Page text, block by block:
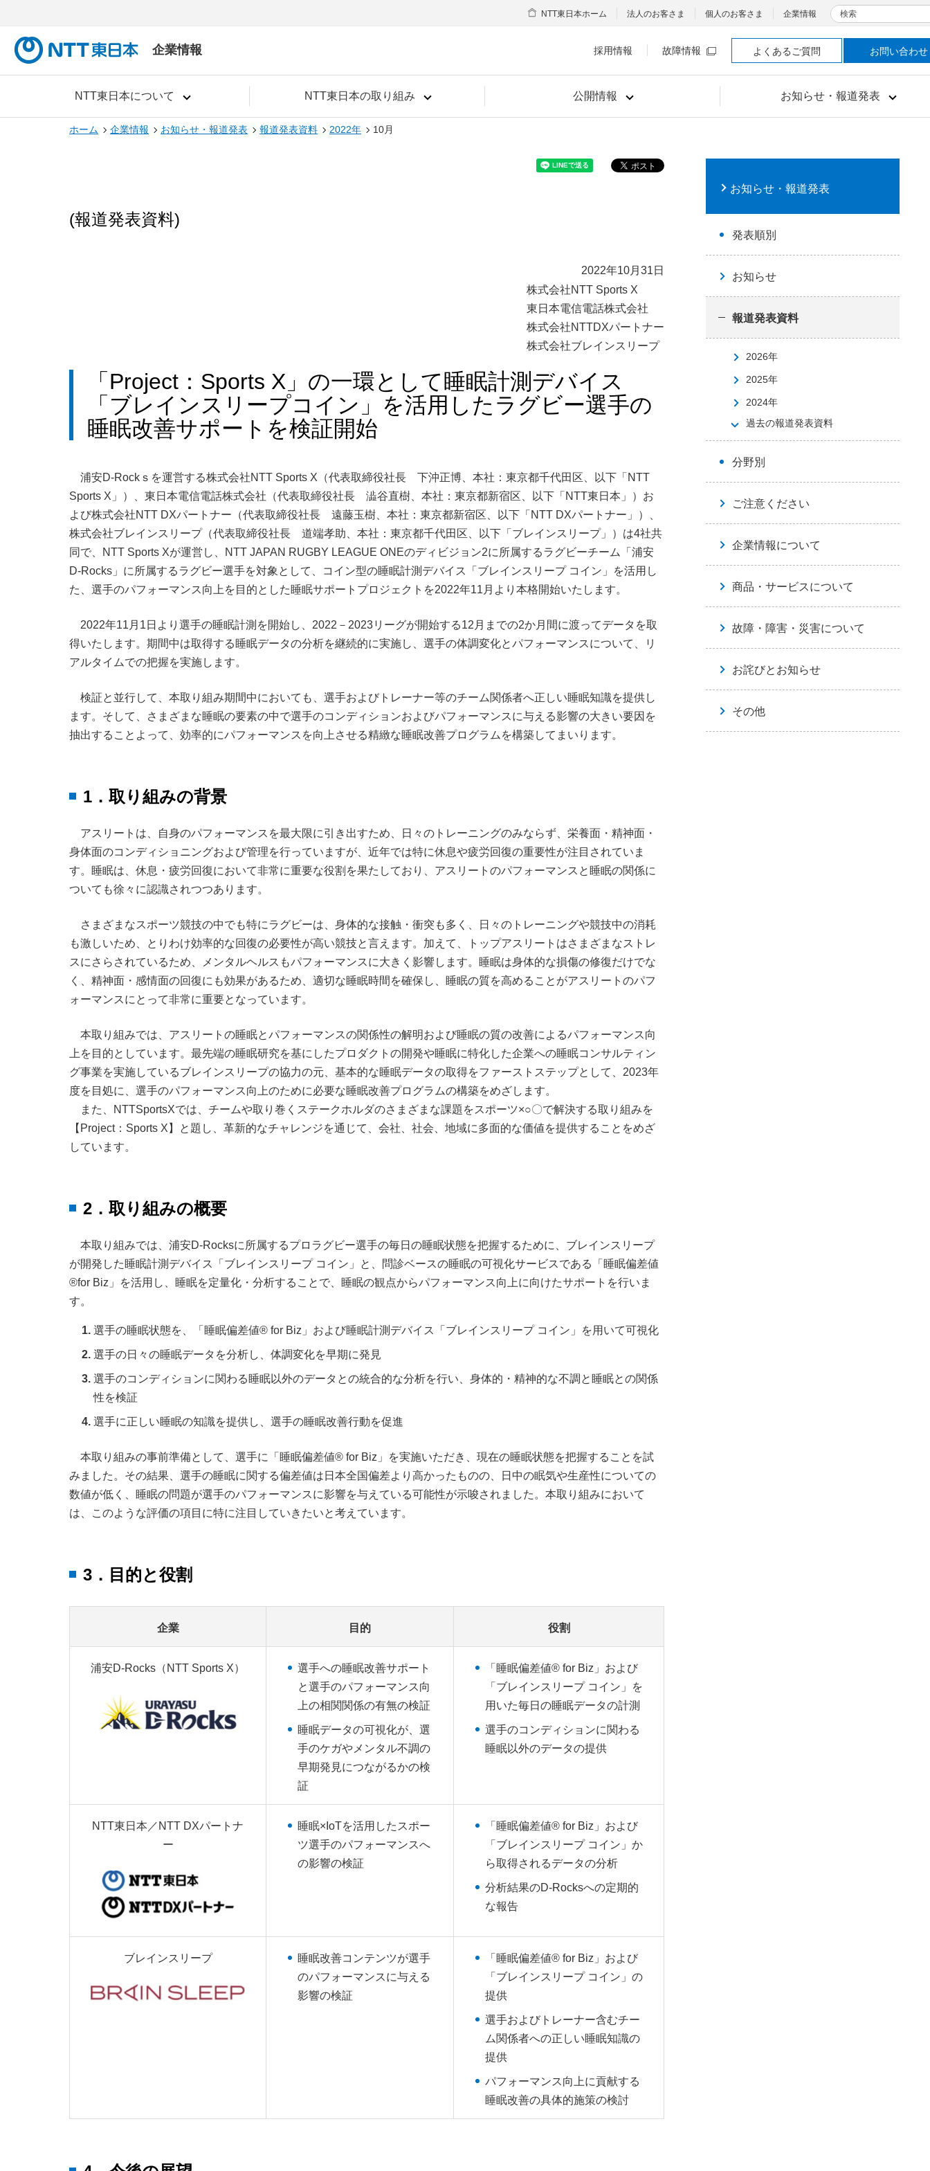
企業情報
NTT東日本について NTT東日本の取り組み 公開情報 お知らせ・報道発表
NTT東日本ホーム 法人のお客さま 個人のお客さま 企業情報 検索
採用情報 故障情報 よくあるご質問 お問い合わせ
ホーム 企業情報 お知らせ・報道発表 報道発表資料 2022年 10月
(報道発表資料)
2022年10月31日
株式会社NTT Sports X
東日本電信電話株式会社
株式会社NTTDXパートナー
株式会社ブレインスリープ
「Project：Sports X」の一環として睡眠計測デバイス
「ブレインスリープコイン」を活用したラグビー選手の
睡眠改善サポートを検証開始
浦安D-Rockｓを運営する株式会社NTT Sports X（代表取締役社長 下沖正博、本社：東京都千代田区、以下「NTT
Sports X」）、東日本電信電話株式会社（代表取締役社長 澁谷直樹、本社：東京都新宿区、以下「NTT東日本」）お
よび株式会社NTT DXパートナー（代表取締役社長 遠藤玉樹、本社：東京都新宿区、以下「NTT DXパートナー」）、
株式会社ブレインスリープ（代表取締役社長 道端孝助、本社：東京都千代田区、以下「ブレインスリープ」）は4社共
同で、NTT Sports Xが運営し、NTT JAPAN RUGBY LEAGUE ONEのディビジョン2に所属するラグビーチーム「浦安
D-Rocks」に所属するラグビー選手を対象として、コイン型の睡眠計測デバイス「ブレインスリープ コイン」を活用し
た、選手のパフォーマンス向上を目的とした睡眠サポートプロジェクトを2022年11月より本格開始いたします。
2022年11月1日より選手の睡眠計測を開始し、2022－2023リーグが開始する12月までの2か月間に渡ってデータを取
得いたします。期間中は取得する睡眠データの分析を継続的に実施し、選手の体調変化とパフォーマンスについて、リ
アルタイムでの把握を実施します。
検証と並行して、本取り組み期間中においても、選手およびトレーナー等のチーム関係者へ正しい睡眠知識を提供し
ます。そして、さまざまな睡眠の要素の中で選手のコンディションおよびパフォーマンスに与える影響の大きい要因を
抽出することよって、効率的にパフォーマンスを向上させる精緻な睡眠改善プログラムを構築してまいります。
1．取り組みの背景
アスリートは、自身のパフォーマンスを最大限に引き出すため、日々のトレーニングのみならず、栄養面・精神面・
身体面のコンディショニングおよび管理を行っていますが、近年では特に休息や疲労回復の重要性が注目されていま
す。睡眠は、休息・疲労回復において非常に重要な役割を果たしており、アスリートのパフォーマンスと睡眠の関係に
ついても徐々に認識されつつあります。
さまざまなスポーツ競技の中でも特にラグビーは、身体的な接触・衝突も多く、日々のトレーニングや競技中の消耗
も激しいため、とりわけ効率的な回復の必要性が高い競技と言えます。加えて、トップアスリートはさまざまなストレ
スにさらされているため、メンタルヘルスもパフォーマンスに大きく影響します。睡眠は身体的な損傷の修復だけでな
く、精神面・感情面の回復にも効果があるため、適切な睡眠時間を確保し、睡眠の質を高めることがアスリートのパフ
ォーマンスにとって非常に重要となっています。
本取り組みでは、アスリートの睡眠とパフォーマンスの関係性の解明および睡眠の質の改善によるパフォーマンス向
上を目的としています。最先端の睡眠研究を基にしたプロダクトの開発や睡眠に特化した企業への睡眠コンサルティン
グ事業を実施しているブレインスリープの協力の元、基本的な睡眠データの取得をファーストステップとして、2023年
度を目処に、選手のパフォーマンス向上のために必要な睡眠改善プログラムの構築をめざします。
また、NTTSportsXでは、チームや取り巻くステークホルダのさまざまな課題をスポーツ×○〇で解決する取り組みを
【Project：Sports X】と題し、革新的なチャレンジを通じて、会社、社会、地域に多面的な価値を提供することをめざ
しています。
2．取り組みの概要
本取り組みでは、浦安D-Rocksに所属するプロラグビー選手の毎日の睡眠状態を把握するために、ブレインスリープ
が開発した睡眠計測デバイス「ブレインスリープ コイン」と、問診ベースの睡眠の可視化サービスである「睡眠偏差値
®for Biz」を活用し、睡眠を定量化・分析することで、睡眠の観点からパフォーマンス向上に向けたサポートを行いま
す。
選手の睡眠状態を、「睡眠偏差値® for Biz」および睡眠計測デバイス「ブレインスリープ コイン」を用いて可視化
選手の日々の睡眠データを分析し、体調変化を早期に発見
選手のコンディションに関わる睡眠以外のデータとの統合的な分析を行い、身体的・精神的な不調と睡眠との関係
性を検証
選手に正しい睡眠の知識を提供し、選手の睡眠改善行動を促進
本取り組みの事前準備として、選手に「睡眠偏差値® for Biz」を実施いただき、現在の睡眠状態を把握することを試
みました。その結果、選手の睡眠に関する偏差値は日本全国偏差より高かったものの、日中の眠気や生産性についての
数値が低く、睡眠の問題が選手のパフォーマンスに影響を与えている可能性が示唆されました。本取り組みにおいて
は、このような評価の項目に特に注目していきたいと考えています。
3．目的と役割
企業 目的 役割
浦安D-Rocks（NTT Sports X）
選手への睡眠改善サポート
と選手のパフォーマンス向
上の相関関係の有無の検証
睡眠データの可視化が、選
手のケガやメンタル不調の
早期発見につながるかの検
証
「睡眠偏差値® for Biz」および
「ブレインスリープ コイン」を
用いた毎日の睡眠データの計測
選手のコンディションに関わる
睡眠以外のデータの提供
NTT東日本／NTT DXパートナ
ー
睡眠×IoTを活用したスポー
ツ選手のパフォーマンスへ
の影響の検証
「睡眠偏差値® for Biz」および
「ブレインスリープ コイン」か
ら取得されるデータの分析
分析結果のD-Rocksへの定期的
な報告
ブレインスリープ
睡眠改善コンテンツが選手
のパフォーマンスに与える
影響の検証
「睡眠偏差値® for Biz」および
「ブレインスリープ コイン」の
提供
選手およびトレーナー含むチー
ム関係者への正しい睡眠知識の
提供
パフォーマンス向上に貢献する
睡眠改善の具体的施策の検討
お知らせ・報道発表
発表順別
お知らせ
報道発表資料
2026年
2025年
2024年
過去の報道発表資料
分野別
ご注意ください
企業情報について
商品・サービスについて
故障・障害・災害について
お詫びとお知らせ
その他